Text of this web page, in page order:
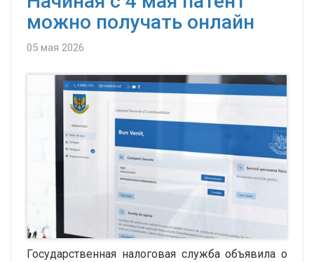
можно получать онлайн
05 мая 2026
Государственная налоговая служба объявила о